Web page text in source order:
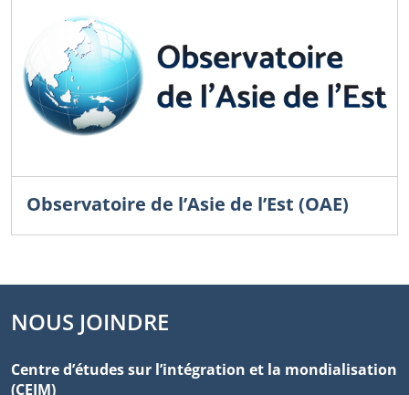
Observatoire de l’Asie de l’Est (OAE)
NOUS JOINDRE
Centre d’études sur l’intégration et la mondialisation
(CEIM)